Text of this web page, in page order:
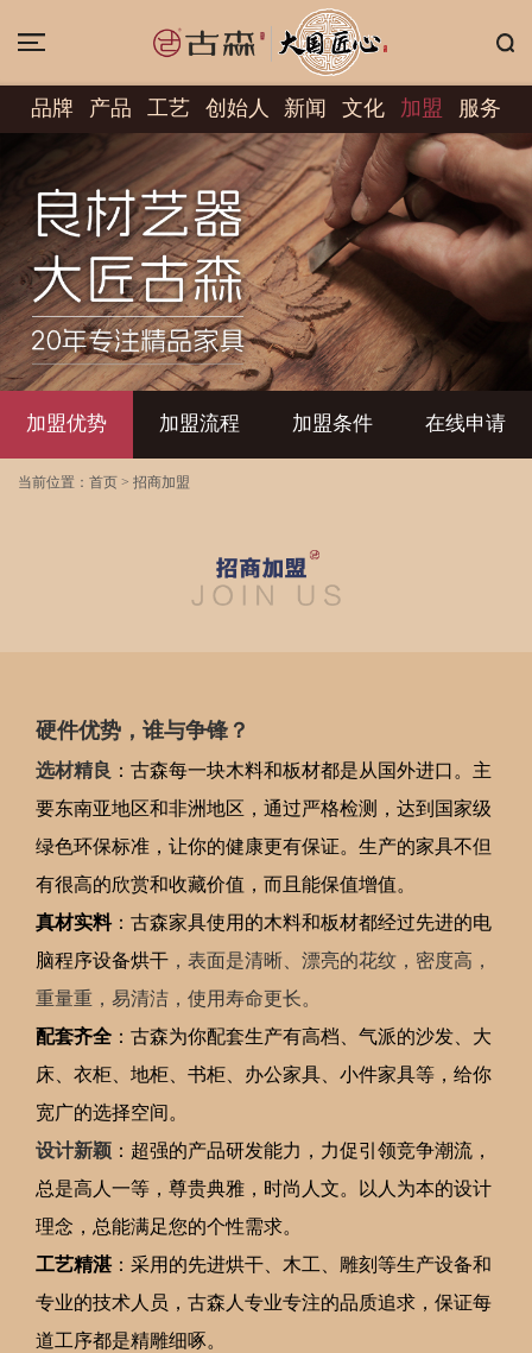
品牌 产品 工艺 创始人 新闻 文化 加盟 服务
加盟优势 加盟流程 加盟条件 在线申请
当前位置： 首页 > 招商加盟
硬件优势，谁与争锋？
选材精良 ：古森每一块木料和板材都是从国外进口。主
要东南亚地区和非洲地区， 通过严格检测，达到国家级
绿色环保标准，让你的健康更有保证。生产的家具不但
有很高的欣赏和收藏价值，而且能保值增值。
真材实料：古森家具使用的木料和板材都经过先进的电
脑程序设备烘干，表面是清晰、漂亮的花纹，密度高，
重量重，易清洁，使用寿命更长。
配套齐全：古森为你配套生产有高档、气派的沙发、大
床、衣柜、地柜、书柜、办公家具、小件家具等，给你
宽广的选择空间。
设计新颖：超强的产品研发能力，力促引领竞争潮流，
总是高人一等，尊贵典雅，时尚人文。以人为本的设计
理念，总能满足您的个性需求。
工艺精湛：采用的先进烘干、木工、雕刻等生产设备和
专业的技术人员，古森人专业专注的品质追求，保证每
道工序都是精雕细啄。